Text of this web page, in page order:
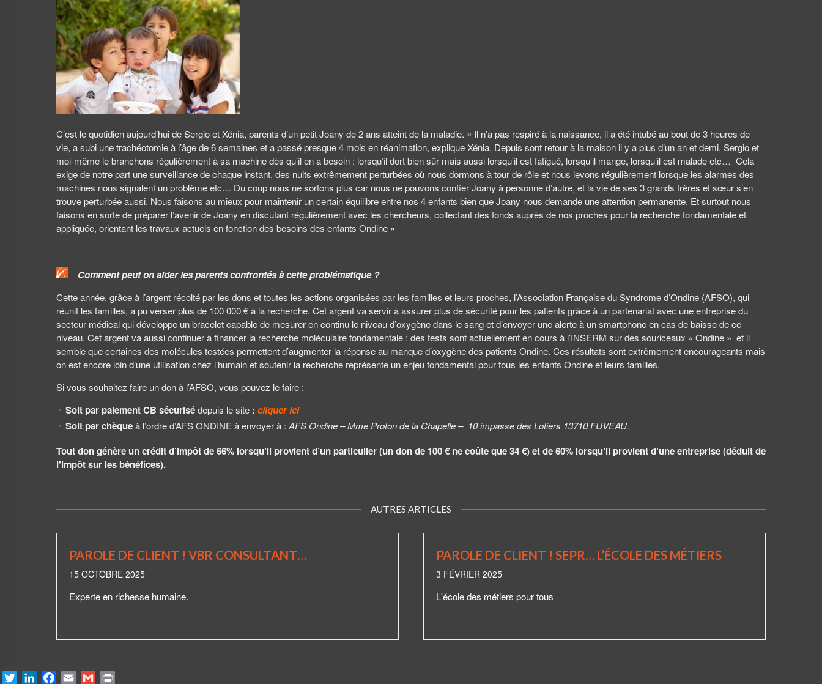
C’est le quotidien aujourd’hui de Sergio et Xénia, parents d’un petit Joany de 2 ans atteint de la maladie. « Il n’a pas respiré à la naissance, il a été intubé au bout de 3 heures de
vie, a subi une trachéotomie à l’âge de 6 semaines et a passé presque 4 mois en réanimation, explique Xénia. Depuis sont retour à la maison il y a plus d’un an et demi, Sergio et
moi-même le branchons régulièrement à sa machine dès qu’il en a besoin : lorsqu’il dort bien sûr mais aussi lorsqu’il est fatigué, lorsqu’il mange, lorsqu’il est malade etc… Cela
exige de notre part une surveillance de chaque instant, des nuits extrêmement perturbées où nous dormons à tour de rôle et nous levons régulièrement lorsque les alarmes des
machines nous signalent un problème etc… Du coup nous ne sortons plus car nous ne pouvons confier Joany à personne d’autre, et la vie de ses 3 grands frères et sœur s’en
trouve perturbée aussi. Nous faisons au mieux pour maintenir un certain équilibre entre nos 4 enfants bien que Joany nous demande une attention permanente. Et surtout nous
faisons en sorte de préparer l’avenir de Joany en discutant régulièrement avec les chercheurs, collectant des fonds auprès de nos proches pour la recherche fondamentale et
appliquée, orientant les travaux actuels en fonction des besoins des enfants Ondine »
Comment peut on aider les parents confrontés à cette problématique ?
Cette année, grâce à l’argent récolté par les dons et toutes les actions organisées par les familles et leurs proches, l’Association Française du Syndrome d’Ondine (AFSO), qui
réunit les familles, a pu verser plus de 100 000 € à la recherche. Cet argent va servir à assurer plus de sécurité pour les patients grâce à un partenariat avec une entreprise du
secteur médical qui développe un bracelet capable de mesurer en continu le niveau d’oxygène dans le sang et d’envoyer une alerte à un smartphone en cas de baisse de ce
niveau. Cet argent va aussi continuer à financer la recherche moléculaire fondamentale : des tests sont actuellement en cours à l’INSERM sur des souriceaux « Ondine » et il
semble que certaines des molécules testées permettent d’augmenter la réponse au manque d’oxygène des patients Ondine. Ces résultats sont extrêmement encourageants mais
on est encore loin d’une utilisation chez l’humain et soutenir la recherche représente un enjeu fondamental pour tous les enfants Ondine et leurs familles.
Si vous souhaitez faire un don à l’AFSO, vous pouvez le faire :
Soit par paiement CB sécurisédepuis le site :cliquer ici
Soit par chèqueà l’ordre d’AFS ONDINE à envoyer à :AFS Ondine – Mme Proton de la Chapelle – 10 impasse des Lotiers 13710 FUVEAU.
Tout don génère un crédit d’impôt de 66% lorsqu’il provient d’un particulier (un don de 100 € ne coûte que 34 €) et de 60% lorsqu’il provient d’une entreprise (déduit de
l’impôt sur les bénéfices).
AUTRES ARTICLES
PAROLE DE CLIENT ! VBR CONSULTANT…
15 OCTOBRE 2025
Experte en richesse humaine.
PAROLE DE CLIENT ! SEPR… L’ÉCOLE DES MÉTIERS
3 FÉVRIER 2025
L'école des métiers pour tous
G